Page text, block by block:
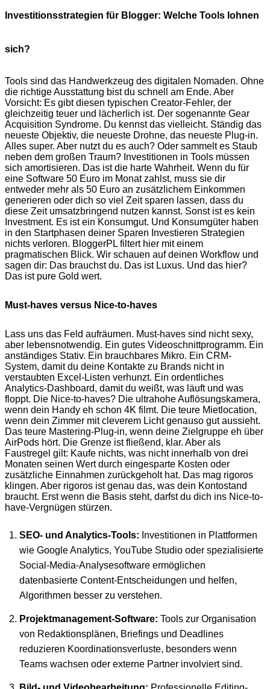
Investitionsstrategien für Blogger: Welche Tools lohnen
sich?
Tools sind das Handwerkzeug des digitalen Nomaden. Ohne
die richtige Ausstattung bist du schnell am Ende. Aber
Vorsicht: Es gibt diesen typischen Creator-Fehler, der
gleichzeitig teuer und lächerlich ist. Der sogenannte Gear
Acquisition Syndrome. Du kennst das vielleicht. Ständig das
neueste Objektiv, die neueste Drohne, das neueste Plug-in.
Alles super. Aber nutzt du es auch? Oder sammelt es Staub
neben dem großen Traum? Investitionen in Tools müssen
sich amortisieren. Das ist die harte Wahrheit. Wenn du für
eine Software 50 Euro im Monat zahlst, muss sie dir
entweder mehr als 50 Euro an zusätzlichem Einkommen
generieren oder dich so viel Zeit sparen lassen, dass du
diese Zeit umsatzbringend nutzen kannst. Sonst ist es kein
Investment. Es ist ein Konsumgut. Und Konsumgüter haben
in den Startphasen deiner Sparen Investieren Strategien
nichts verloren. BloggerPL filtert hier mit einem
pragmatischen Blick. Wir schauen auf deinen Workflow und
sagen dir: Das brauchst du. Das ist Luxus. Und das hier?
Das ist pure Gold wert.
Must-haves versus Nice-to-haves
Lass uns das Feld aufräumen. Must-haves sind nicht sexy,
aber lebensnotwendig. Ein gutes Videoschnittprogramm. Ein
anständiges Stativ. Ein brauchbares Mikro. Ein CRM-
System, damit du deine Kontakte zu Brands nicht in
verstaubten Excel-Listen verhunzt. Ein ordentliches
Analytics-Dashboard, damit du weißt, was läuft und was
floppt. Die Nice-to-haves? Die ultrahohe Auflösungskamera,
wenn dein Handy eh schon 4K filmt. Die teure Mietlocation,
wenn dein Zimmer mit cleverem Licht genauso gut aussieht.
Das teure Mastering-Plug-in, wenn deine Zielgruppe eh über
AirPods hört. Die Grenze ist fließend, klar. Aber als
Faustregel gilt: Kaufe nichts, was nicht innerhalb von drei
Monaten seinen Wert durch eingesparte Kosten oder
zusätzliche Einnahmen zurückgeholt hat. Das mag rigoros
klingen. Aber rigoros ist genau das, was dein Kontostand
braucht. Erst wenn die Basis steht, darfst du dich ins Nice-to-
have-Vergnügen stürzen.
SEO- und Analytics-Tools: Investitionen in Plattformen
wie Google Analytics, YouTube Studio oder spezialisierte
Social-Media-Analysesoftware ermöglichen
datenbasierte Content-Entscheidungen und helfen,
Algorithmen besser zu verstehen.
Projektmanagement-Software: Tools zur Organisation
von Redaktionsplänen, Briefings und Deadlines
reduzieren Koordinationsverluste, besonders wenn
Teams wachsen oder externe Partner involviert sind.